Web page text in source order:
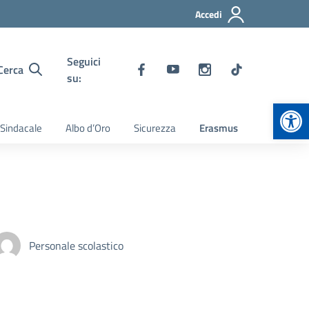
Accedi
Seguici
su:
Albo d’Oro Sicurezza Erasmus
Personale scolastico